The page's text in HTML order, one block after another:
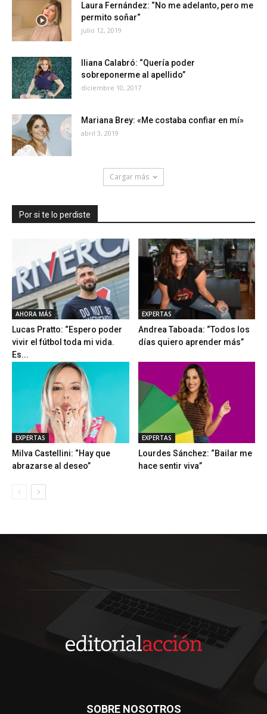
Laura Fernández: “No me adelanto, pero me
permito soñar“
julio 12, 2019
Iliana Calabró: “Quería poder
sobreponerme al apellido”
diciembre 10, 2017
Mariana Brey: «Me costaba confiar en mí»
abril 3, 2019
Cargar más
Por si te lo perdiste
AHORA MÁS
Lucas Pratto: “Espero poder
vivir el fútbol toda mi vida.
Es...
EXPERTAS
Andrea Taboada: “Todos los
días quiero aprender más”
EXPERTAS
Milva Castellini: “Hay que
abrazarse al deseo”
EXPERTAS
Lourdes Sánchez: “Bailar me
hace sentir viva”
SOBRE NOSOTROS